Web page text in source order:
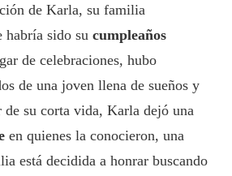
de Karla, su familia
habría sido su cumpleaños
de celebraciones, hubo
de una joven llena de sueños y
de su corta vida, Karla dejó una
en quienes la conocieron, una
está decidida a honrar buscando